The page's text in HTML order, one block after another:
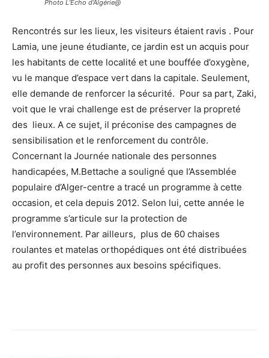
Photo L’Echo d’Algérie@
Rencontrés sur les lieux, les visiteurs étaient ravis . Pour
Lamia, une jeune étudiante, ce jardin est un acquis pour
les habitants de cette localité et une bouffée d’oxygène,
vu le manque d’espace vert dans la capitale. Seulement,
elle demande de renforcer la sécurité. Pour sa part, Zaki,
voit que le vrai challenge est de préserver la propreté
des lieux. A ce sujet, il préconise des campagnes de
sensibilisation et le renforcement du contrôle.
Concernant la Journée nationale des personnes
handicapées, M.Bettache a souligné que l’Assemblée
populaire d’Alger-centre a tracé un programme à cette
occasion, et cela depuis 2012. Selon lui, cette année le
programme s’articule sur la protection de
l’environnement. Par ailleurs, plus de 60 chaises
roulantes et matelas orthopédiques ont été distribuées
au profit des personnes aux besoins spécifiques.